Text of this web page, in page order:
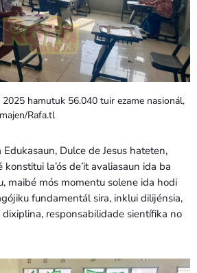
keyboard_arrow_down
RAFA
- 9:00 AM
hamutuk 56.040 tuir ezame nasionál,
Rafa.tl
Edukasaun, Dulce de Jesus hateten,
konstitui la’ós de’it avaliasaun ida ba
maibé mós momentu solene ida hodi
fundamentál sira, inklui dilijénsia,
responsabilidade sientífika no